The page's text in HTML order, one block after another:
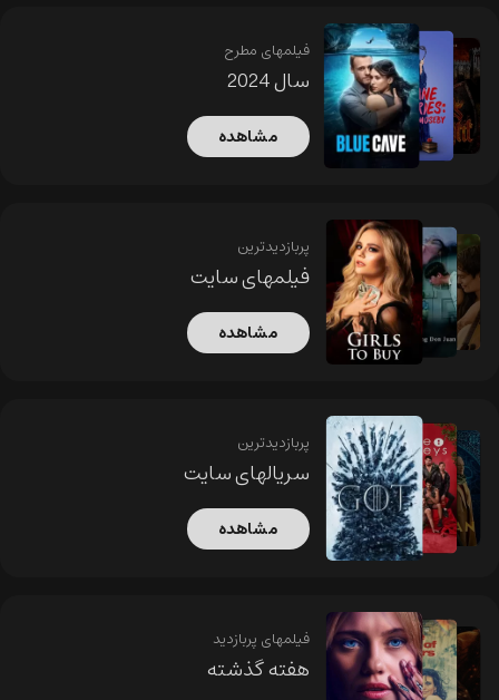
فیلمهای مطرح
سال 2024
مشاهده
پربازدیدترین
فیلمهای سایت
مشاهده
پربازدیدترین
سریالهای سایت
مشاهده
فیلمهای پربازدید
هفته گذشته